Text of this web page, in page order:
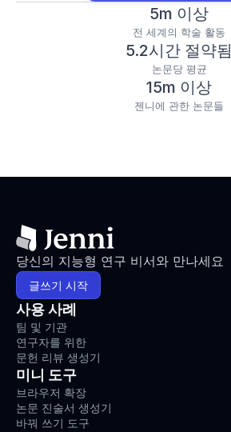
5m 이상
전 세계의 학술 활동
5.2시간 절약됨
논문당 평균
15m 이상
젠니에 관한 논문들
당신의 지능형 연구 비서와 만나세요
글쓰기 시작
사용 사례
팀 및 기관
연구자를 위한
문헌 리뷰 생성기
미니 도구
브라우저 확장
논문 진술서 생성기
바꿔 쓰기 도구